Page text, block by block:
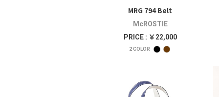
MRG 794 Belt
McROSTIE
PRICE : ￥22,000
2COLOR